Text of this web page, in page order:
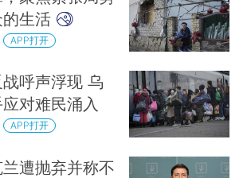
生活
APP打开
呼声浮现 乌
对难民涌入
APP打开
遭抛弃并称不